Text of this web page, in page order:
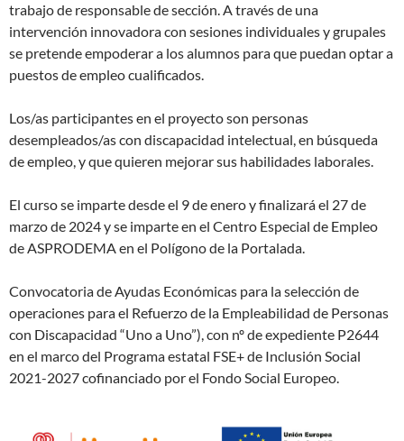
trabajo de responsable de sección. A través de una
intervención innovadora con sesiones individuales y grupales
se pretende empoderar a los alumnos para que puedan optar a
puestos de empleo cualificados.
Los/as participantes en el proyecto son personas
desempleados/as con discapacidad intelectual, en búsqueda
de empleo, y que quieren mejorar sus habilidades laborales.
El curso se imparte desde el 9 de enero y finalizará el 27 de
marzo de 2024 y se imparte en el Centro Especial de Empleo
de ASPRODEMA en el Polígono de la Portalada.
Convocatoria de Ayudas Económicas para la selección de
operaciones para el Refuerzo de la Empleabilidad de Personas
con Discapacidad “Uno a Uno”), con nº de expediente P2644
en el marco del Programa estatal FSE+ de Inclusión Social
2021-2027 cofinanciado por el Fondo Social Europeo.